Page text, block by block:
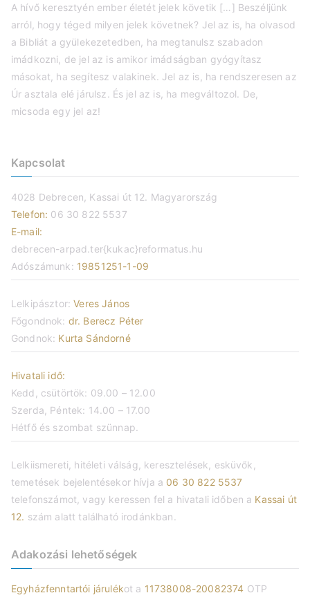
A hívő keresztyén ember életét jelek követik […] Beszéljünk
arról, hogy téged milyen jelek követnek? Jel az is, ha olvasod
a Bibliát a gyülekezetedben, ha megtanulsz szabadon
imádkozni, de jel az is amikor imádságban gyógyítasz
másokat, ha segítesz valakinek. Jel az is, ha rendszeresen az
Úr asztala elé járulsz. És jel az is, ha megváltozol. De,
micsoda egy jel az!
Kapcsolat
4028 Debrecen, Kassai út 12. Magyarország
Telefon: 06 30 822 5537
E-mail:
debrecen-arpad.ter{kukac}reformatus.hu
Adószámunk: 19851251-1-09
Lelkipásztor:Veres János
Főgondnok: dr. Berecz Péter
Gondnok: Kurta Sándorné
Hivatali idő:
Kedd, csütörtök: 09.00 – 12.00
Szerda, Péntek: 14.00 – 17.00
Hétfő és szombat szünnap.
Lelkiismereti, hitéleti válság, keresztelések, esküvők,
temetések bejelentésekor hívja a 06 30 822 5537
telefonszámot, vagy keressen fel a hivatali időben a Kassai út
12. szám alatt található irodánkban.
Adakozási lehetőségek
Egyházfenntartói járulékot a 11738008-20082374 OTP